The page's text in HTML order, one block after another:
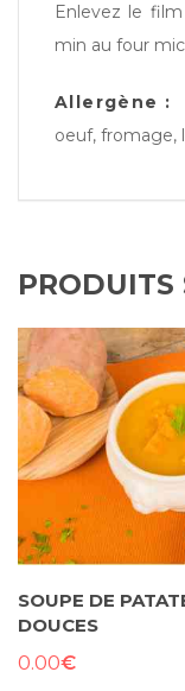
Enlevez le
min au four
Allergène :
oeuf, fromage,
PRODUITS
SOUPE DE
DOUCES
0.00€